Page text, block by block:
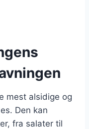
mest alsidige og
Den kan
fra salater til